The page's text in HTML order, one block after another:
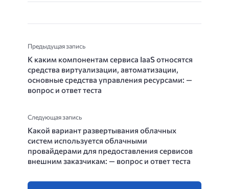
Предыдущая запись
К каким компонентам сервиса IaaS относятся
средства виртуализации, автоматизации,
основные средства управления ресурсами: —
вопрос и ответ теста
Следующая запись
Какой вариант развертывания облачных
систем используется облачными
провайдерами для предоставления сервисов
внешним заказчикам: — вопрос и ответ теста